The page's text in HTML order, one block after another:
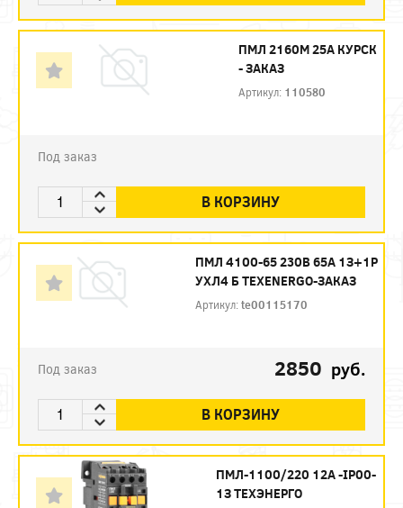
ПМЛ 2160М 25А КУРСК
- ЗАКАЗ
Артикул: 110580
Под заказ
В КОРЗИНУ
ПМЛ 4100-65 230В 65А 1З+1Р
УХЛ4 Б ТЕXENERGO-ЗАКАЗ
Артикул:te00115170
Под заказ 2850 руб.
В КОРЗИНУ
ПМЛ-1100/220 12А -IP00-
1З ТЕХЭНЕРГО